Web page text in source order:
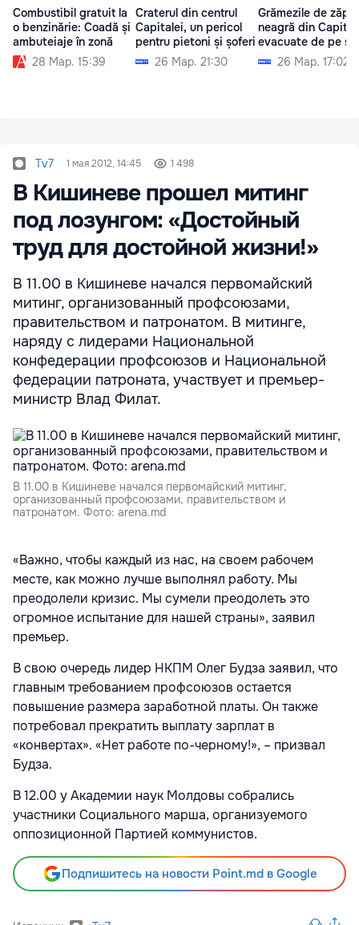
Combustibil gratuit la
o benzinărie: Coadă și
ambuteiaje în zonă
28 Мар. 15:39
Craterul din centrul
Capitalei, un pericol
pentru pietoni și șoferi
26 Мар. 21:30
Grămezile de
neagră din
evacuate de pe
26 Мар. 17:02
Tv7 1 мая 2012, 14:45 1 498
В Кишиневе прошел митинг
под лозунгом: «Достойный
труд для достойной жизни!»
В 11.00 в Кишиневе начался первомайский
митинг, организованный профсоюзами,
правительством и патронатом. В митинге,
наряду с лидерами Национальной
конфедерации профсоюзов и Национальной
федерации патроната, участвует и премьер-
министр Влад Филат.
В 11.00 в Кишиневе начался первомайский митинг,
организованный профсоюзами, правительством и
патронатом. Фото: arena.md
«Важно, чтобы каждый из нас, на своем рабочем
месте, как можно лучше выполнял работу. Мы
преодолели кризис. Мы сумели преодолеть это
огромное испытание для нашей страны», заявил
премьер.
В свою очередь лидер НКПМ Олег Будза заявил, что
главным требованием профсоюзов остается
повышение размера заработной платы. Он также
потребовал прекратить выплату зарплат в
«конвертах». «Нет работе по-черному!», – призвал
Будза.
В 12.00 у Академии наук Молдовы собрались
участники Социального марша, организуемого
оппозиционной Партией коммунистов.
Подпишитесь на новости Point.md в Google